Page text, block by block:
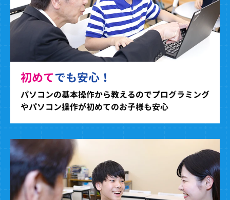
初めてでも安心！
パソコンの基本操作から教えるのでプログラミング
やパソコン操作が初めてのお子様も安心